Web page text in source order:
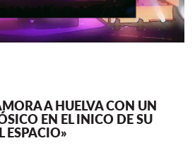
A HUELVA CON UN
EN EL INICO DE SU
ESPACIO»